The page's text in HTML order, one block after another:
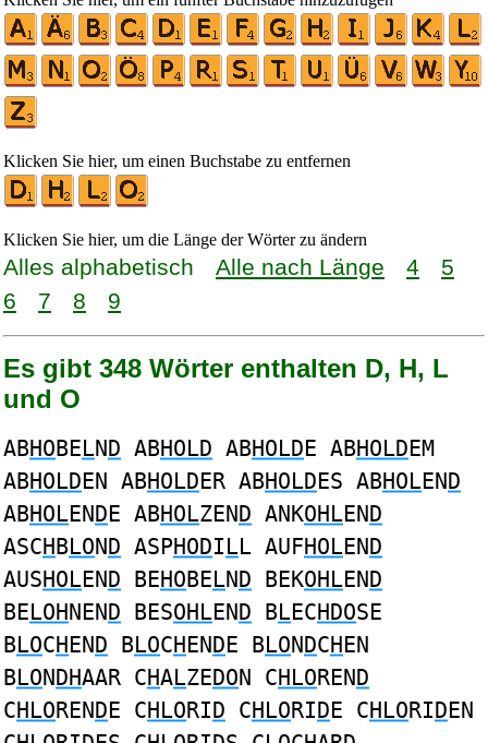
Klicken Sie hier, um einen Buchstabe zu entfernen
Klicken Sie hier, um die Länge der Wörter zu ändern
Alles alphabetisch Alle nach Länge 4
5
6
7 8 9
Es gibt 348 Wörter enthalten D, H, L
und O
ABHOBELND ABHOLD ABHOLDE ABHOLDEM
ABHOLDEN ABHOLDER ABHOLDES ABHOLEND
ABHOLENDE ABHOLZEND ANKOHLEND
ASCHBLOND ASPHODILL AUFHOLEND
AUSHOLEND BEHOBELND BEKOHLEND
BELOHNEND BESOHLEND BLECHDOSE
BLOCHEND BLOCHENDE BLONDCHEN
BLONDHAAR CHALZEDON CHLOREND
CHLORENDE CHLORID CHLORIDE CHLORIDEN